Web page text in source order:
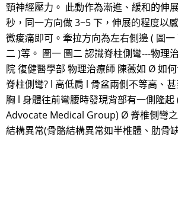
頸神經壓力。 此動作為漸進、緩和的伸
秒，同一方向做 3~5 下，伸展的程度以
微痠痛即可。牽拉方向為左右側邊 ( 圖一
二 )等。 圖一 圖二 認識脊柱側彎---物理
院 復健醫學部 物理治療師 陳薇如 Ø 如
脊柱側彎? l 高低肩 l 骨盆兩側不等高、
胸 l 身體往前彎腰時發現背部有一側隆起
Advocate Medical Group) Ø 脊椎側彎
結構異常(骨骼結構異常如半椎體、肋骨